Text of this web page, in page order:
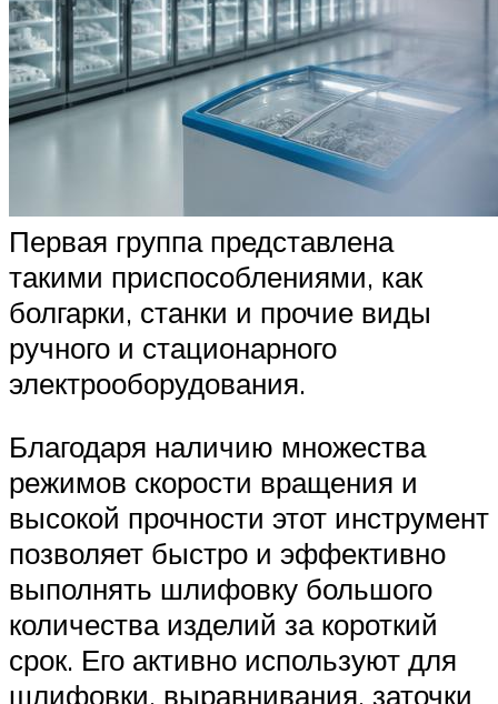
Первая группа представлена
такими приспособлениями, как
болгарки, станки и прочие виды
ручного и стационарного
электрооборудования.
Благодаря наличию множества
режимов скорости вращения и
высокой прочности этот инструмент
позволяет быстро и эффективно
выполнять шлифовку большого
количества изделий за короткий
срок. Его активно используют для
шлифовки, выравнивания, заточки